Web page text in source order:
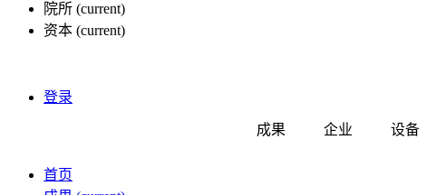
院所 (current)
资本 (current)
登录
成果 企业 设备
首页